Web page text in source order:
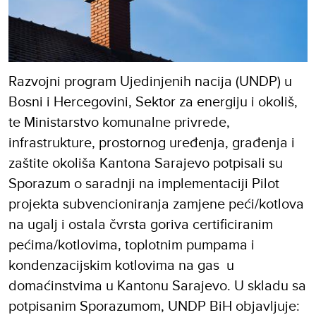
Razvojni program Ujedinjenih nacija (UNDP) u
Bosni i Hercegovini, Sektor za energiju i okoliš,
te Ministarstvo komunalne privrede,
infrastrukture, prostornog uređenja, građenja i
zaštite okoliša Kantona Sarajevo potpisali su
Sporazum o saradnji na implementaciji Pilot
projekta subvencioniranja zamjene peći/kotlova
na ugalj i ostala čvrsta goriva certificiranim
pećima/kotlovima, toplotnim pumpama i
kondenzacijskim kotlovima na gas u
domaćinstvima u Kantonu Sarajevo. U skladu sa
potpisanim Sporazumom, UNDP BiH objavljuje: